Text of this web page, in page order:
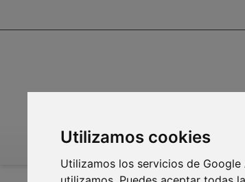
Utilizamos cookies
Utilizamos los servicios de
INICIO INFOAGUA MEDIO